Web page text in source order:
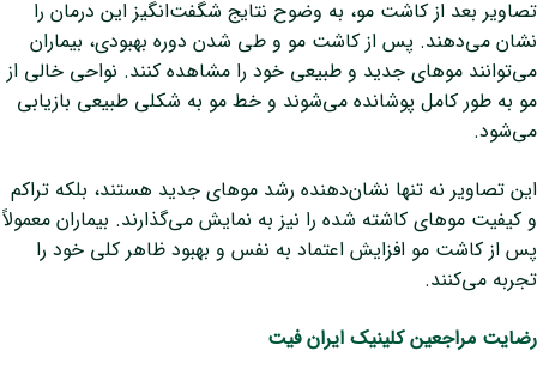
تصاویر بعد از کاشت مو، به وضوح نتایج شگفت‌انگیز این درمان را
نشان می‌دهند. پس از کاشت مو و طی شدن دوره بهبودی، بیماران
می‌توانند موهای جدید و طبیعی خود را مشاهده کنند. نواحی خالی از
مو به طور کامل پوشانده می‌شوند و خط مو به شکلی طبیعی بازیابی
می‌شود.
این تصاویر نه تنها نشان‌دهنده رشد موهای جدید هستند، بلکه تراکم
و کیفیت موهای کاشته شده را نیز به نمایش می‌گذارند. بیماران معمولاً
پس از کاشت مو افزایش اعتماد به نفس و بهبود ظاهر کلی خود را
تجربه می‌کنند.
رضایت مراجعین کلینیک ایران فیت